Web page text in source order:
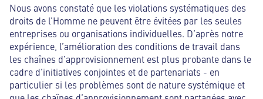
Nous avons constaté que les violations systématiques des
droits de l’Homme ne peuvent être évitées par les seules
entreprises ou organisations individuelles. D’après notre
expérience, l’amélioration des conditions de travail dans
les chaînes d’approvisionnement est plus probante dans le
cadre d’initiatives conjointes et de partenariats - en
particulier si les problèmes sont de nature systémique et